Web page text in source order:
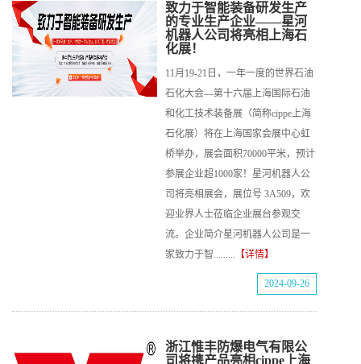
致力于智能装备研发生产
的专业生产企业——星河
机器人公司将亮相上海石
化展！
11月19-21日，一年一度的世界石油
石化大会—第十六届上海国际石油
和化工技术装备展（简称cippe上海
石化展）将在上海国家会展中心虹
桥举办，展会面积70000平米，预计
参展企业超1000家！星河机器人公
司将亮相展会，展位号 3A509，欢
迎业界人士莅临企业展台参观交
流。企业简介星河机器人公司是一
家致力于智......... 【详情】
2024-09-26
浙江惟丰防爆电气有限公
司将携产品亮相cippe上海